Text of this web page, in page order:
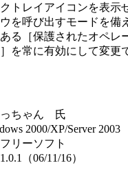
トレイアイコンを表示
を呼び出すモードを備
る［保護されたオペレ
を常に有効にして変更
っちゃん 氏
2000/XP/Server 2003
リーソフト
（06/11/16）